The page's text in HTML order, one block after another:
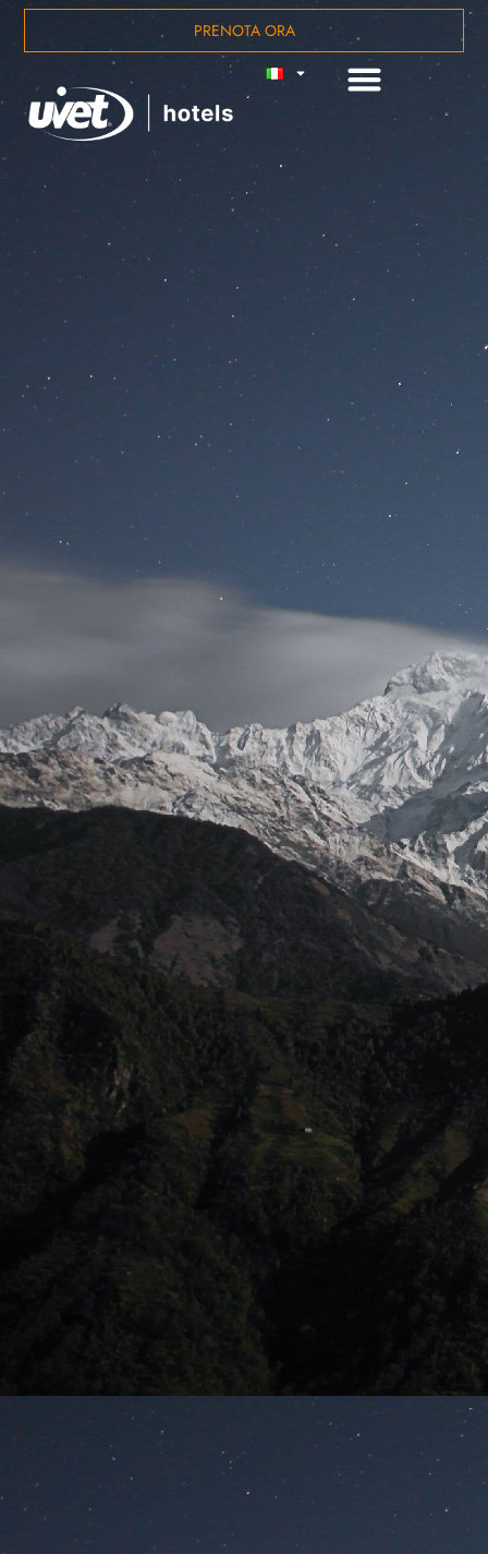
PRENOTA ORA